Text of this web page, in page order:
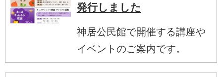
発行しました
神居公民館で開催する講座や
イベントのご案内です。